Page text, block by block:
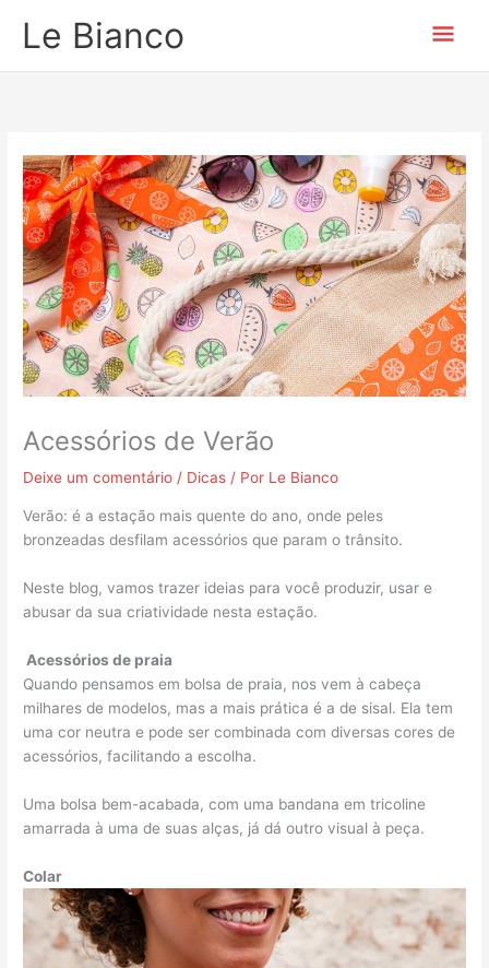
Le Bianco
Acessórios de Verão
Deixe um comentário / Dicas / Por Le Bianco
Verão: é a estação mais quente do ano, onde peles
bronzeadas desfilam acessórios que param o trânsito.
Neste blog, vamos trazer ideias para você produzir, usar e
abusar da sua criatividade nesta estação.
Acessórios de praia
Quando pensamos em bolsa de praia, nos vem à cabeça
milhares de modelos, mas a mais prática é a de sisal. Ela tem
uma cor neutra e pode ser combinada com diversas cores de
acessórios, facilitando a escolha.
Uma bolsa bem-acabada, com uma bandana em tricoline
amarrada à uma de suas alças, já dá outro visual à peça.
Colar